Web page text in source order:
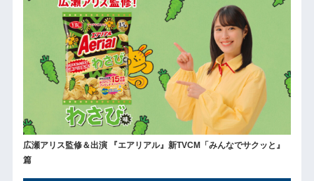
広瀬アリス監修＆出演 『エアリアル』新TVCM「みんなでサクッと』
篇